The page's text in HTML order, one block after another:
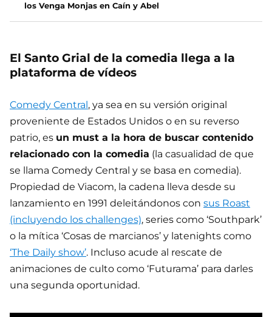
los Venga Monjas en Caín y Abel
El Santo Grial de la comedia llega a la
plataforma de vídeos
Comedy Central , ya sea en su versión original
proveniente de Estados Unidos o en su reverso
patrio, es un must a la hora de buscar contenido
relacionado con la comedia (la casualidad de que
se llama Comedy Central y se basa en comedia).
Propiedad de Viacom, la cadena lleva desde su
lanzamiento en 1991 deleitándonos con sus Roast
(incluyendo los challenges), series como ‘Southpark’
o la mítica ‘Cosas de marcianos’ y latenights como
‘The Daily show’. Incluso acude al rescate de
animaciones de culto como ‘Futurama’ para darles
una segunda oportunidad.